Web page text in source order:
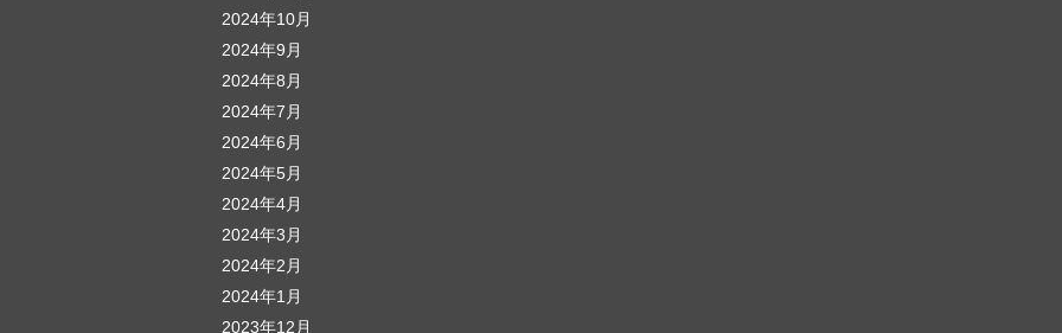
2024年10月
2024年9月
2024年8月
2024年7月
2024年6月
2024年5月
2024年4月
2024年3月
2024年2月
2024年1月
2023年12月